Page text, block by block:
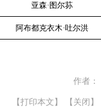
亚森·图尔荪
阿布都克衣木·吐尔洪
作者：
【打印本文】 【关闭】